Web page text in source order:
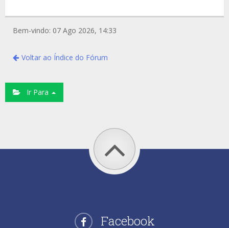
Bem-vindo: 07 Ago 2026, 14:33
Voltar ao Índice do Fórum
Ir Para
Facebook